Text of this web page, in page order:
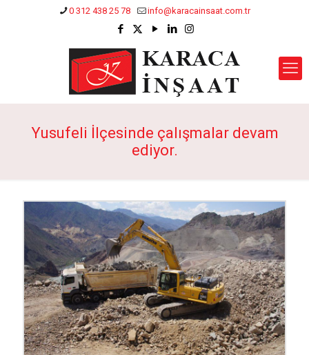
0 312 438 25 78 info@karacainsaat.com.tr
Yusufeli İlçesinde çalışmalar devam
ediyor.